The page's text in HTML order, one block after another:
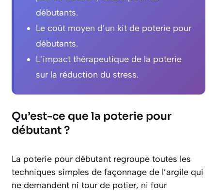
débutants.
Le coût moyen d’un kit de poterie pour
débutants.
L’impact thérapeutique de la poterie
sur la réduction du stress.
Qu’est-ce que la poterie pour
débutant ?
La poterie pour débutant regroupe toutes les
techniques simples de façonnage de l’argile qui
ne demandent ni tour de potier, ni four